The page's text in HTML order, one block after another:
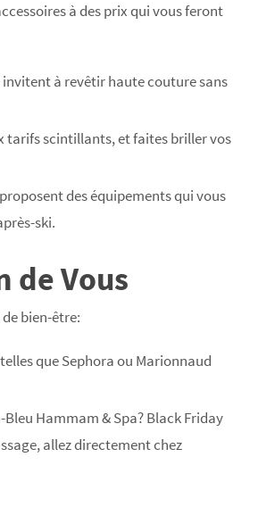
à des prix qui vous feront
invitent à revêtir haute couture sans
tarifs scintillants, et faites briller vos
des équipements qui vous
ski.
de Vous
bien-être:
que Sephora ou Marionnaud
Hammam & Spa? Black Friday
allez directement chez